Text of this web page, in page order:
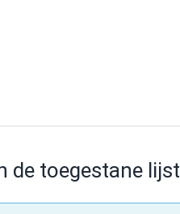
de toegestane lijst